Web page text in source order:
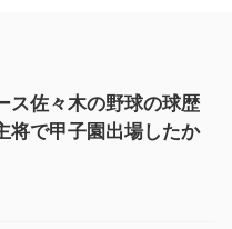
ス佐々木の野球の球歴
将で甲子園出場したか